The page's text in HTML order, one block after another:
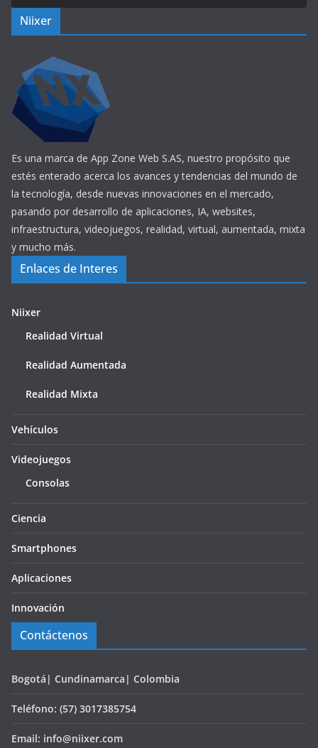
Niixer
Es una marca de App Zone Web S.AS, nuestro propósito que
estés enterado acerca los avances y tendencias del mundo de
la tecnología, desde nuevas innovaciones en el mercado,
pasando por desarrollo de aplicaciones, IA, websites,
infraestructura, videojuegos, realidad, virtual, aumentada, mixta
y mucho más.
Enlaces de Interes
Niixer
Realidad Virtual
Realidad Aumentada
Realidad Mixta
Vehículos
Videojuegos
Consolas
Ciencia
Smartphones
Aplicaciones
Innovación
Contáctenos
Bogotá| Cundinamarca| Colombia
Teléfono: (57) 3017385754
Email: info@niixer.com